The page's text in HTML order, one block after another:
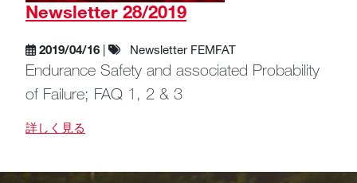
Newsletter 28/2019
2019/04/16 | Newsletter FEMFAT
Endurance Safety and associated Probability
of Failure; FAQ 1, 2 & 3
詳しく見る